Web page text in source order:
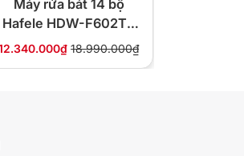
Máy rửa bát 14 bộ
Hafele HDW-F602TB
535.29.55218.990.000₫